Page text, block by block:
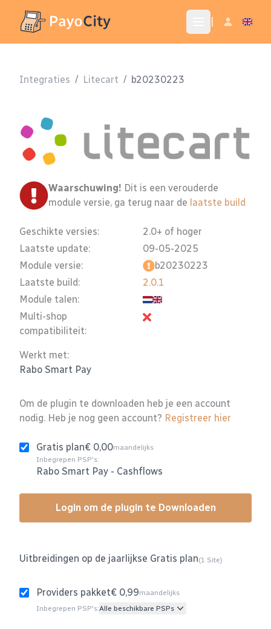
Integraties / Litecart / b20230223
Waarschuwing! Dit is een verouderde
module versie, ga terug naar de laatste build
Geschikte versies:
Laatste update:
Module versie:
Laatste build:
Module talen:
Multi-shop
compatibiliteit:
2.0+ of hoger
09-05-2025
b20230223
2.0.1
Werkt met:
Rabo Smart Pay
Om de plugin te downloaden heb je een account
nodig. Heb je nog geen account? Registreer hier
Gratis plan€ 0,00maandelijks
Inbegrepen PSP's:
Rabo Smart Pay - Cashflows
Login om de plugin te Downloaden
Uitbreidingen op de jaarlijkse Gratis plan(1 Site)
Providers pakket€ 0,99maandelijks
Inbegrepen PSP's:Alle beschikbare PSPs